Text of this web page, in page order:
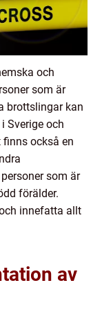
och
som är
brottslingar kan
Sverige och
också en
som är
förälder.
innefatta allt
av